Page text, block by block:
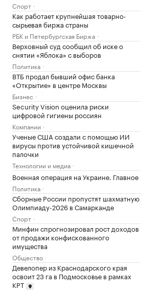
Спорт
Как работает крупнейшая товарно-
сырьевая биржа страны
РБК и Петербургская Биржа
Верховный суд сообщил об иске о
снятии «Яблока» с выборов
Политика
ВТБ продал бывший офис банка
«Открытие» в центре Москвы
Бизнес
Security Vision оценила риски
цифровой гигиены россиян
Компании
Ученые США создали с помощью ИИ
вирусы против устойчивой кишечной
палочки
Технологии и медиа
Военная операция на Украине. Главное
Политика
Сборные России пропустят шахматную
Олимпиаду-2026 в Самарканде
Спорт
Минфин спрогнозировал рост доходов
от продажи конфискованного
имущества
Общество
Девелопер из Краснодарского края
освоит 23 га в Подмосковье в рамках
КРТ